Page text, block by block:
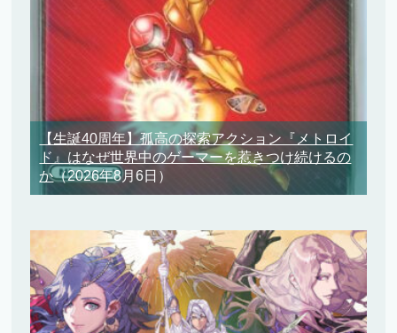
【生誕40周年】孤高の探索アクション『メトロイ
ド』はなぜ世界中のゲーマーを惹きつけ続けるの
か（2026年8月6日）